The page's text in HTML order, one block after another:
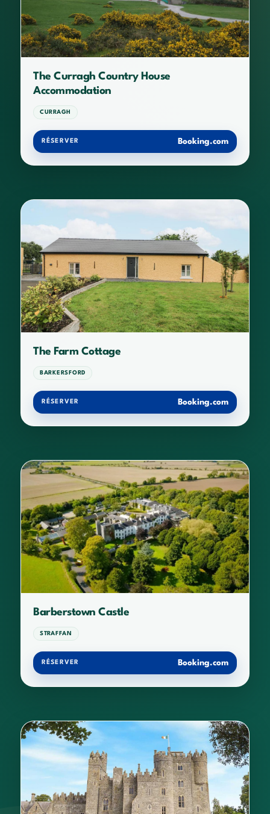
The Curragh Country House
Accommodation
CURRAGH
RÉSERVER Booking.com
The Farm Cottage
BARKERSFORD
RÉSERVER Booking.com
Barberstown Castle
STRAFFAN
RÉSERVER Booking.com